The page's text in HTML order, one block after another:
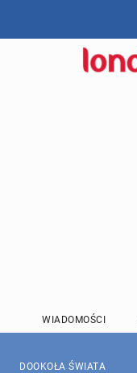
WIADOMOŚCI
DOOKOŁA ŚWIATA